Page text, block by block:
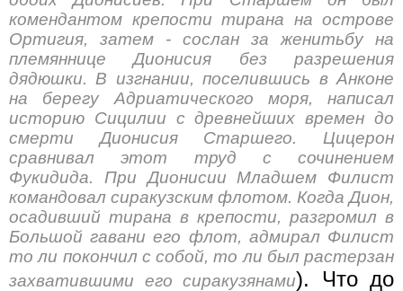
комендантом крепости тирана на острове
Ортигия, затем - сослан за женитьбу на
племяннице Дионисия без разрешения
дядюшки. В изгнании, поселившись в Анконе
на берегу Адриатического моря, написал
историю Сицилии с древнейших времен до
смерти Дионисия Старшего. Цицерон
сравнивал этот труд с сочинением
Фукидида. При Дионисии Младшем Филист
командовал сиракузским флотом. Когда Дион,
осадивший тирана в крепости, разгромил в
Большой гавани его флот, адмирал Филист
то ли покончил с собой, то ли был растерзан
захватившими его сиракузянами). Что до